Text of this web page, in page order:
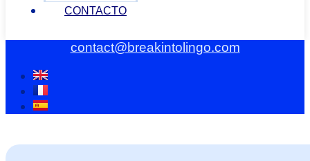
CONTACTO
contact@breakintolingo.com